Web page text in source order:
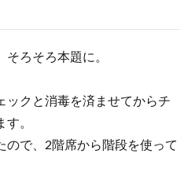
ろそろ本題に。
ックと消毒を済ませてからチ
。
ので、2階席から階段を使って